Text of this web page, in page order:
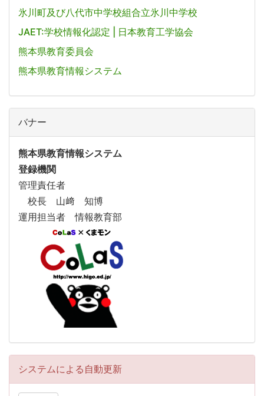
氷川町及び八代市中学校組合立氷川中学校
JAET:学校情報化認定 | 日本教育工学協会
熊本県教育委員会
熊本県教育情報システム
バナー
熊本県教育情報システム
登録機関
管理責任者
校長 山﨑 知博
運用担当者 情報教育部
システムによる自動更新